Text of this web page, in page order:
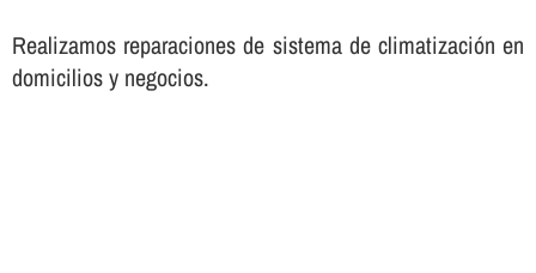
Realizamos reparaciones de sistema de climatización en
domicilios y negocios.